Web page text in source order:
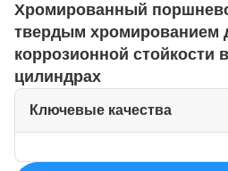
Хромированный
твердым хромированием
коррозионной стойкости
цилиндрах
Ключевые качества